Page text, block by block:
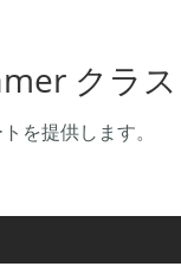
クラス
を提供します。